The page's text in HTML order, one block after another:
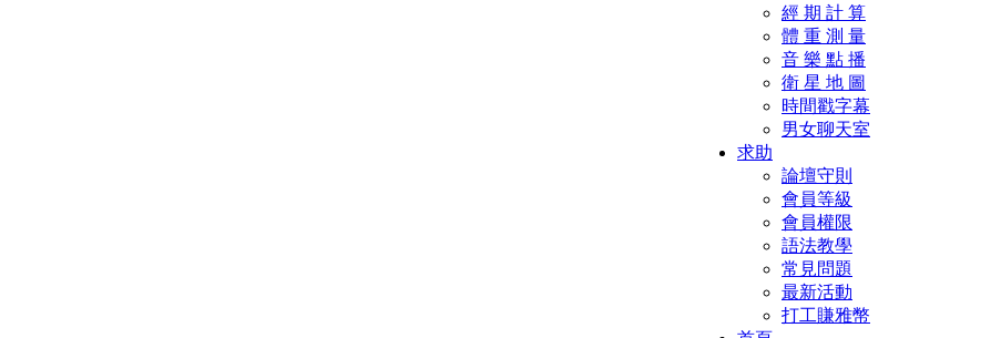
經 期 計 算
體 重 測 量
音 樂 點 播
衛 星 地 圖
時間戳字幕
男女聊天室
求助
論壇守則
會員等級
會員權限
語法教學
常見問題
最新活動
打工賺雅幣